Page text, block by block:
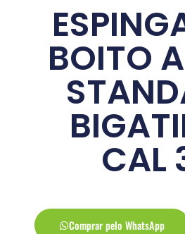
BOITO
CAL
Comprar pelo WhatsApp